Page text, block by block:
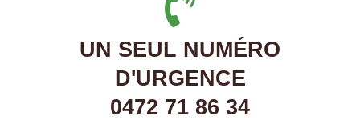
UN SEUL NUMÉRO
D'URGENCE
0472 71 86 34